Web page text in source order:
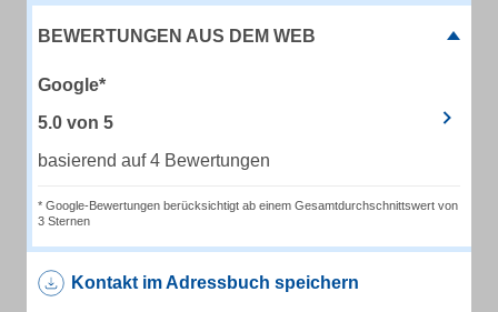
BEWERTUNGEN AUS DEM WEB
Google*
5.0 von 5
basierend auf 4 Bewertungen
* Google-Bewertungen berücksichtigt ab einem Gesamtdurchschnittswert von
3 Sternen
Kontakt im Adressbuch speichern